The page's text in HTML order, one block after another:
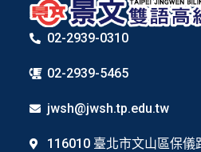
02-2939-0310
02-2939-5465
jwsh@jwsh.tp.edu.tw
116010 臺北市文山區保儀